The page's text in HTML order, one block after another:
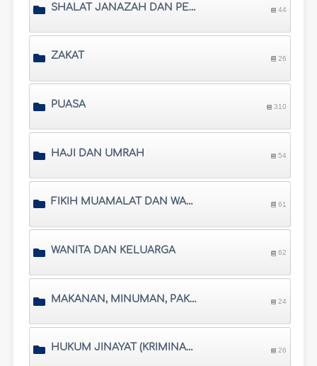
SHALAT JANAZAH DAN PEMAKAMAN 44
ZAKAT 26
PUASA 310
HAJI DAN UMRAH 54
FIKIH MUAMALAT DAN WARISAN 61
WANITA DAN KELUARGA 62
MAKANAN, MINUMAN, PAKAIAN DAN PERHIASAN 24
HUKUM JINAYAT (KRIMINAL) DAN SISTEM PRADILAN ISLAM 26